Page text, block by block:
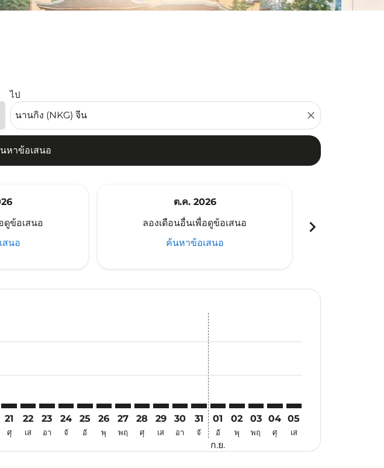
ไป
close
หาข้อเสนอ
ข้อเสนอ
ดูข้อเสนอ
สนอ
ต.ค. 2026
ลองเดือนอื่นเพื่อดูข้อเสนอ
ค้นหาข้อเสนอ
chevron_right
cmp-view-offers-disclaimer. ค้นหาข้อเสนอ
UPG–NKG: cmp-view-offers-disclaimer. ค้นหาข้อเสนอ
21
ศุ
UPG–NKG: cmp-view-offers-disclaimer. ค้นหาข้อเสนอ
22
เส
UPG–NKG: cmp-view-offers-disclaimer. ค้นหาข้อเสนอ
23
อา
UPG–NKG: cmp-view-offers-disclaimer. ค้นหาข้อเสนอ
24
จั
UPG–NKG: cmp-view-offers-disclaimer. ค้นหาข้อเสนอ
25
อั
UPG–NKG: cmp-view-offers-disclaimer. ค้นหาข้อเสนอ
26
พุ
UPG–NKG: cmp-view-offers-disclaimer. ค้นหาข้อเสนอ
27
พฤ
UPG–NKG: cmp-view-offers-disclaimer. ค้นหาข้อเสนอ
28
ศุ
UPG–NKG: cmp-view-offers-disclaimer. ค้นหาข้อเสนอ
29
เส
UPG–NKG: cmp-view-offers-disclaimer. ค้นหาข้อ
30
อา
UPG–NKG: cmp-view-offers-disclaimer. ค้น
31
จั
01
อั
ก.ย.
02
พุ
03
พฤ
04
ศุ
05
เส